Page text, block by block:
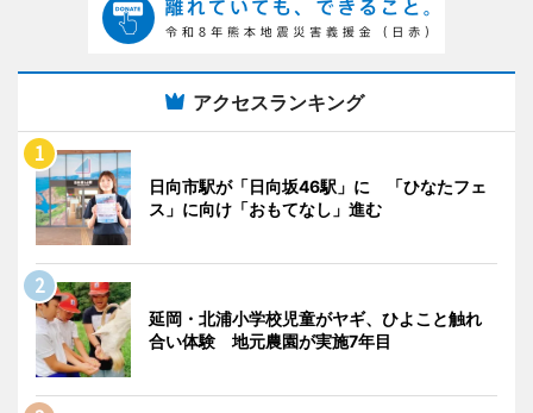
アクセスランキング
日向市駅が「日向坂46駅」に 「ひなたフェ
ス」に向け「おもてなし」進む
延岡・北浦小学校児童がヤギ、ひよこと触れ
合い体験 地元農園が実施7年目